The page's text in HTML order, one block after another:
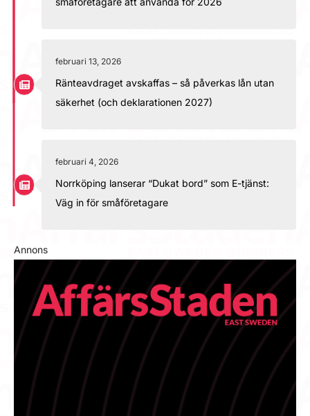
februari 13, 2026
Ränteavdraget avskaffas – så påverkas lån utan
säkerhet (och deklarationen 2027)
februari 4, 2026
Norrköping lanserar “Dukat bord” som E-tjänst:
Väg in för småföretagare
Annons